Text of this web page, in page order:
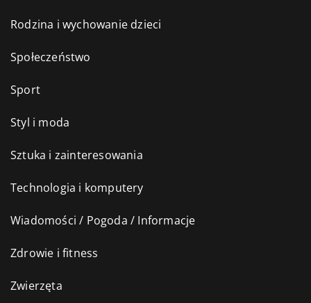
Rodzina i wychowanie dzieci
Społeczeństwo
Sport
Styl i moda
Sztuka i zainteresowania
Technologia i komputery
Wiadomości / Pogoda / Informacje
Zdrowie i fitness
Zwierzęta